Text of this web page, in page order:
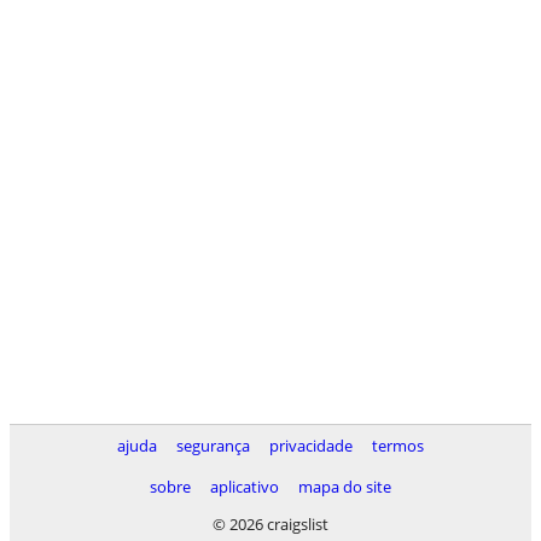
ajuda segurança privacidade
termos
sobre
aplicativo
mapa do site
© 2026 craigslist